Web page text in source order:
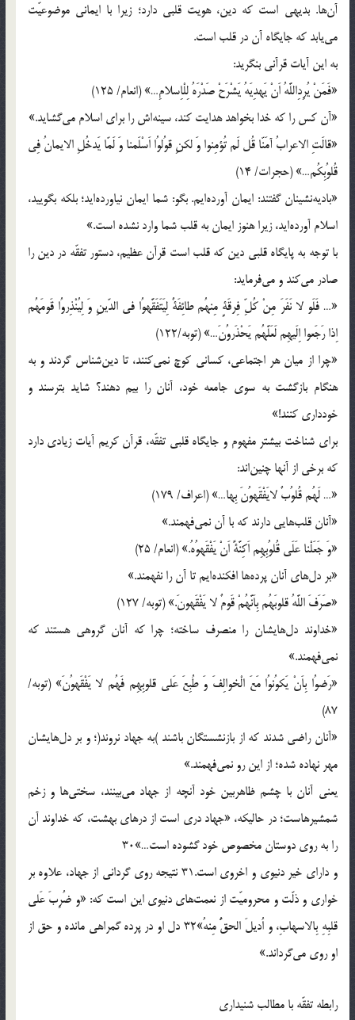
آن‌ها. بديهى است كه دين، هويت قلبى دارد؛ زيرا با ايمانى موضوعيّت
مى‌يابد كه جايگاه آن در قلب است.
به اين آيات قرآنى بنگريد:
«فَمَنْ يُرِدِاللَّهُ اَنْ يَهدِيَهُ يَشْرَحْ صَدْرَهُ لِلْاِسلامِ…» (انعام/ 125)
«آن كس را كه خدا بخواهد هدايت كند، سينه‌اش را براى اسلام مى‌گشايد.»
«قالَتِ الاعرابُ آمَنّا قُل لَم تُؤمِنوا وَ لكنِ قوُلوُا اَسْلَمنا وَ لَمّا يَدخُلِ الايمانُ فِى
قُلوُبِكُم…» (حجرات/ 14)
«باديه‌نشينان گفتند: ايمان آورده‌ايم. بگو: شما ايمان نياورده‌ايد؛ بلكه بگوييد،
اسلام آورده‌ايد، زيرا هنوز ايمان به قلب شما وارد نشده است.»
با توجه به پايگاه قلبى دين كه قلب است قرآن عظيم، دستور تفقّه در دين را
صادر مى‌كند و مى‌فرمايد:
«… فَلَو لا نَفَرَ مِنْ كُلِّ فِرقَةٍ مِنهُم طائِفَةٌ لِيَتَفَقَّهوُا فى الدّينِ وَ لِيُنْذِروُا قَومَهُم
اِذا رَجَعوا اِلَيهِم لَعَلَّهُم يَحْذَروُنَ…» (توبه/122)
«چرا از ميان هر اجتماعى، كسانى كوچ نمى‌كنند، تا دين‌شناس گردند و به
هنگام بازگشت به سوى جامعه خود، آنان را بيم دهند؟ شايد بترسند و
خوددارى كنند!»
براى شناخت بيشتر مفهوم و جايگاه قلبى تفقّه، قرآن كريم آيات زيادى دارد
كه برخى از آنها چنين‌اند:
«… لَهُم قُلوُبٌ لايَفْقَهوُنَ بِها…» (اعراف/ 179)
«آنان قلب‌هايى دارند كه با آن نمى‌فهمند.»
«وَ جَعَلْنا عَلَى قُلوُبِهِم اَكِنَّةً اَنْ يَفْقَهوُهُ.» (انعام/ 25)
«بر دل‌هاى آنان پرده‌ها افكنده‌ايم تا آن را نفهمند.»
«صَرَفَ اللَّهُ قلوبَهُم بِاَنَّهُمْ قَومٌ لا يَفْقَهونَ.» (توبه/ 127)
«خداوند دل‌هايشان را منصرف ساخته؛ چرا كه آنان گروهى هستند كه
نمى‌فهمند.»
«رَضوُا بِاَنْ يَكوُنوُا مَعَ الْخوالِفَ وَ طُبِعَ عَلى قلوبِهِم فَهُم لا يَفْقَهوُنَ» (توبه/
87)
«آنان راضى شدند كه از بازنشستگان باشند )به جهاد نروند(؛ و بر دل‌هايشان
مهر نهاده شده؛ از اين رو نمى‌فهمند.»
يعنى آنان با چشم ظاهربين خود آنچه از جهاد مى‌بينند، سختى‌ها و زخم
شمشيرهاست؛ در حاليكه، «جهاد درى است از درهاى بهشت، كه خداوند آن
را به روى دوستان مخصوص خود گشوده است…»30
و داراى خير دنيوى و اخروى است.31 نتيجه روى گردانى از جهاد، علاوه بر
خوارى و ذلّت و محروميّت از نعمت‌هاى دنيوى اين است كه: «و ضُرِبَ عَلى
قلبِهِ بِالاسهابِ، و اُديلَ الحقُّ مِنهُ»32 دل او در پرده گمراهى مانده و حق از
او روى مى‌گرداند.»
رابطه تفقّه با مطالب شنيدارى